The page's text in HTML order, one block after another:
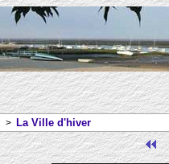
La Ville d'hiver